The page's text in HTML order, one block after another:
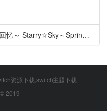
～Spring Memories～ 日语
资源下载,switch主题下载
2019